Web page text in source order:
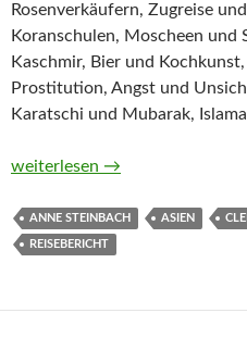
Rosenverkäufern, Zugreise
Koranschulen, Moscheen und
Kaschmir, Bier und
Prostitution, Angst und
Karatschi und Mubarak,
Backpacking in Pakistan.
weiterlesen →
ANNE STEINBACH ASIEN
REISEBERICHT